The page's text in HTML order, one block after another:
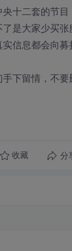
十二套的节
是大家少买
信息都会向募
下留情，不要
收藏 分